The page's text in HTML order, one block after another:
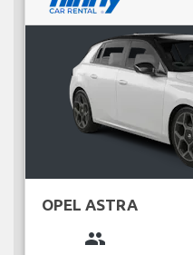
OPEL ASTRA
group